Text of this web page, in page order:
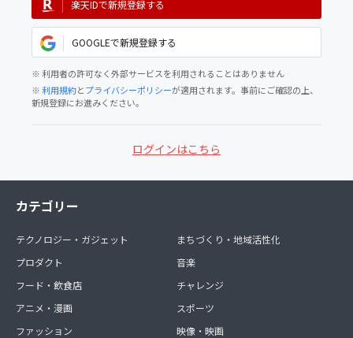
楽天IDで新規登録する
GOOGLEで新規登録する
※ 利用者の許可なく外部サービスを利用されることはありません
※利用規約とプライバシーポリシーが適用されます。事前にご確認の上、
新規登録にお進みください。
ログインはこちら
カテゴリー
テクノロジー・ガジェット
プロダクト
フード・飲食店
アニメ・漫画
ファッション
まちづくり・地域活性化
音楽
チャレンジ
スポーツ
映像・映画